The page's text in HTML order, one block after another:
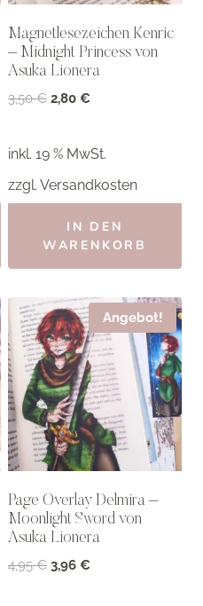
Magnetlesezeichen Kenric
– Midnight Princess von
Asuka Lionera
3,50€ Ursprünglicher
3,50 €
2,80 €
2,80 €.
inkl. 19 % MwSt.
zzgl. Versandkosten
IN DEN
WARENKORB
Angebot!
Page Overlay Delmira –
Moonlight Sword von
Asuka Lionera
4,95€ Ursprünglicher
3,96 €